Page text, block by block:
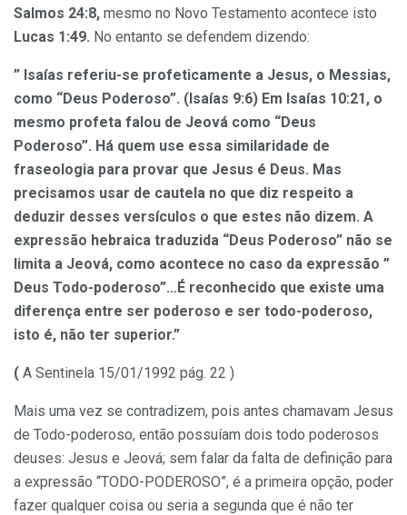
Salmos 24:8, mesmo no Novo Testamento acontece isto
Lucas 1:49. No entanto se defendem dizendo:
” Isaías referiu-se profeticamente a Jesus, o Messias,
como “Deus Poderoso”. (Isaías 9:6) Em Isaías 10:21, o
mesmo profeta falou de Jeová como “Deus
Poderoso”. Há quem use essa similaridade de
fraseologia para provar que Jesus é Deus. Mas
precisamos usar de cautela no que diz respeito a
deduzir desses versículos o que estes não dizem. A
expressão hebraica traduzida “Deus Poderoso” não se
limita a Jeová, como acontece no caso da expressão ”
Deus Todo-poderoso”…É reconhecido que existe uma
diferença entre ser poderoso e ser todo-poderoso,
isto é, não ter superior.”
( A Sentinela 15/01/1992 pág. 22 )
Mais uma vez se contradizem, pois antes chamavam Jesus
de Todo-poderoso, então possuíam dois todo poderosos
deuses: Jesus e Jeová; sem falar da falta de definição para
a expressão “TODO-PODEROSO”, é a primeira opção, poder
fazer qualquer coisa ou seria a segunda que é não ter